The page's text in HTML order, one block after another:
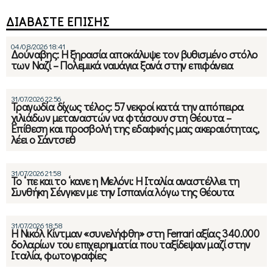
ΔΙΑΒΑΣΤΕ ΕΠΙΣΗΣ
04/08/2026 18:41
Δούναβης: Η ξηρασία αποκάλυψε τον βυθισμένο στόλο
των Ναζί – Πολεμικά ναυάγια ξανά στην επιφάνεια
31/07/2026 22:56
Τραγωδία δίχως τέλος: 57 νεκροί κατά την απόπειρα
χιλιάδων μεταναστών να φτάσουν στη Θέουτα –
Επίθεση και προσβολή της εδαφικής μας ακεραιότητας,
λέει ο Σάντσεθ
31/07/2026 21:58
Το ‘πε και το ‘κανε η Μελόνι: Η Ιταλία αναστέλλει τη
Συνθήκη Σένγκεν με την Ισπανία λόγω της Θέουτα
31/07/2026 18:58
Η Νικόλ Κίντμαν «συνελήφθη» στη Ferrari αξίας 340.000
δολαρίων του επιχειρηματία που ταξίδεψαν μαζί στην
Ιταλία, φωτογραφίες